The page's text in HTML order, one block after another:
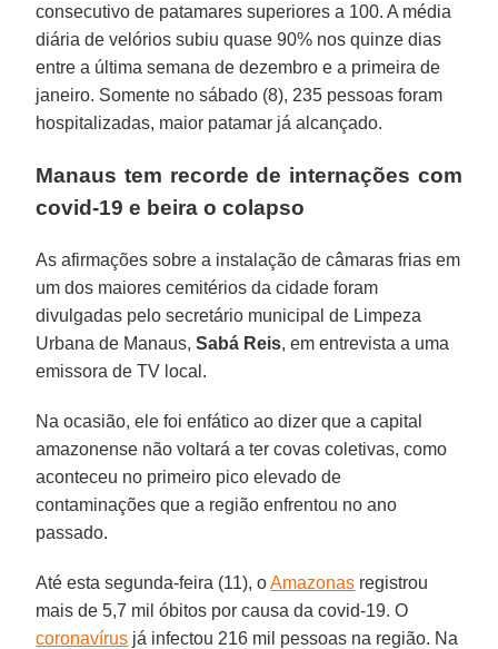
consecutivo de patamares superiores a 100. A média
diária de velórios subiu quase 90% nos quinze dias
entre a última semana de dezembro e a primeira de
janeiro. Somente no sábado (8), 235 pessoas foram
hospitalizadas, maior patamar já alcançado.
Manaus tem recorde de internações com
covid-19 e beira o colapso
As afirmações sobre a instalação de câmaras frias em
um dos maiores cemitérios da cidade foram
divulgadas pelo secretário municipal de Limpeza
Urbana de Manaus,Sabá Reis, em entrevista a uma
emissora de TV local.
Na ocasião, ele foi enfático ao dizer que a capital
amazonense não voltará a ter covas coletivas, como
aconteceu no primeiro pico elevado de
contaminações que a região enfrentou no ano
passado.
Até esta segunda-feira (11), oAmazonas registrou
mais de 5,7 mil óbitos por causa da covid-19. O
coronavírus já infectou 216 mil pessoas na região. Na